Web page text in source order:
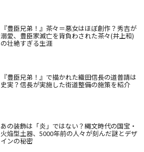
『豊臣兄弟！』茶々＝悪女はほぼ創作？秀吉が
溺愛、豊臣家滅亡を背負わされた茶々(井上和)
の壮絶すぎる生涯
『豊臣兄弟！』で描かれた織田信長の道普請は
史実？信長が実施した街道整備の施策を紹介
あの装飾は「炎」ではない？縄文時代の国宝・
火焔型土器、5000年前の人々が刻んだ謎とデザ
インの秘密